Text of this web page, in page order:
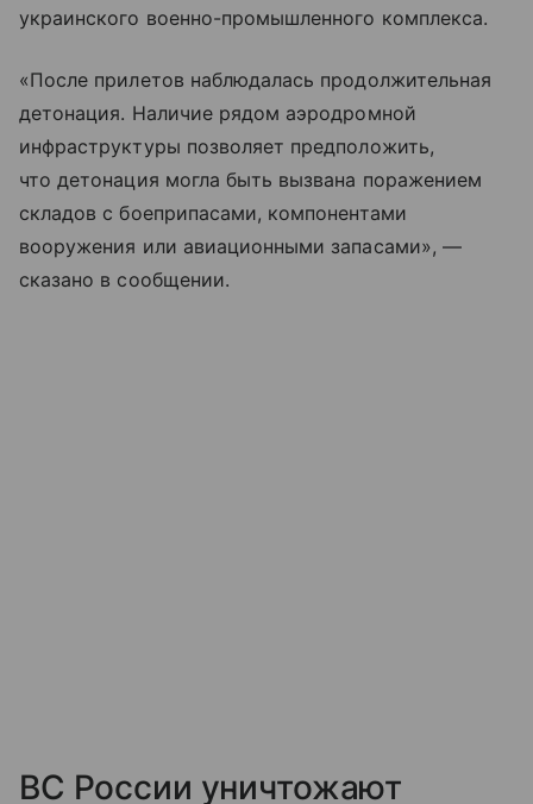
украинского военно-промышленного комплекса.
«После прилетов наблюдалась продолжительная
детонация. Наличие рядом аэродромной
инфраструктуры позволяет предположить,
что детонация могла быть вызвана поражением
складов с боеприпасами, компонентами
вооружения или авиационными запасами», —
сказано в сообщении.
ВС России уничтожают